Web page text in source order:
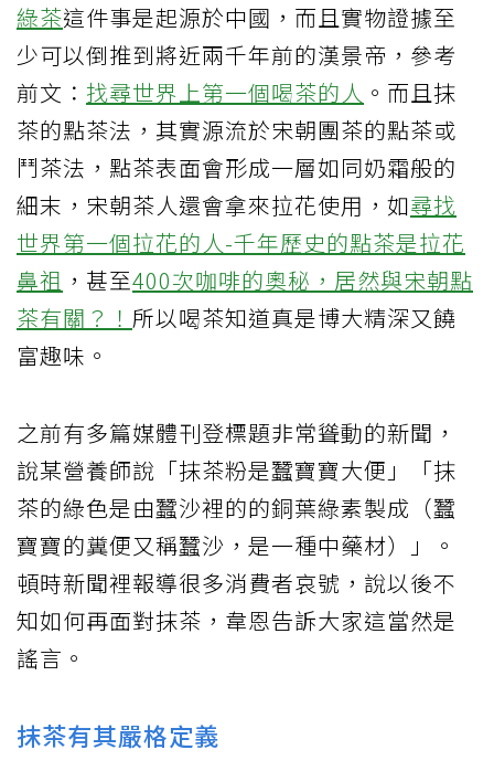
綠茶這件事是起源於中國，而且實物證據至
少可以倒推到將近兩千年前的漢景帝，參考
前文： 找尋世界上第一個喝茶的人 。而且抹
茶的點茶法，其實源流於宋朝團茶的點茶或
鬥茶法，點茶表面會形成一層如同奶霜般的
細末，宋朝茶人還會拿來拉花使用，如尋找
世界第一個拉花的人-千年歷史的點茶是拉花
鼻祖 ，甚至400次咖啡的奧秘，居然與宋朝點
茶有關？！ 所以喝茶知道真是博大精深又饒
富趣味。
之前有多篇媒體刊登標題非常聳動的新聞，
說某營養師說「抹茶粉是蠶寶寶大便」「抹
茶的綠色是由蠶沙裡的的銅葉綠素製成（蠶
寶寶的糞便又稱蠶沙，是一種中藥材）」。
頓時新聞裡報導很多消費者哀號，說以後不
知如何再面對抹茶，韋恩告訴大家這當然是
謠言。
抹茶有其嚴格定義